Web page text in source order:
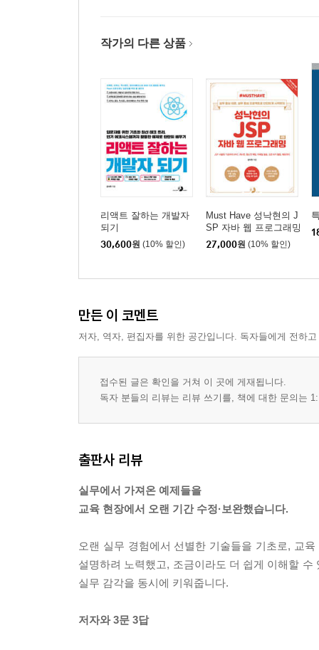
작가의 다른 상품
리액트 잘하는 개발자
되기
30,600원 (10% 할인)
Must Have 성낙현의 J
SP 자바 웹 프로그래밍
(2판)
27,000원 (10% 할인)
만든 이 코멘트
저자, 역자, 편집자를 위한 공간입니다. 독자들에게 전하
접수된 글은 확인을 거쳐 이 곳에 게재됩니다.
독자 분들의 리뷰는 리뷰 쓰기를, 책에 대한 문의는
출판사 리뷰
실무에서 가져온 예제들을
교육 현장에서 오랜 기간 수정·보완했습니다.
오랜 실무 경험에서 선별한 기술들을 기초로, 교
설명하려 노력했고, 조금이라도 더 쉽게 이해할
실무 감각을 동시에 키워줍니다.
저자와 3문 3답